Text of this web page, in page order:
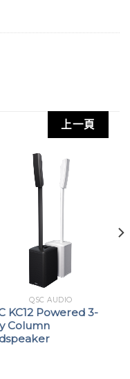
管理靈活性，適用於各
前置放大器，防反饋
），跳線矩陣，
子和混音器參數進行
設備複製，提供便
他控制界面。
現在支持3個自定義
為最苛刻的用戶和應
。最新的固件版本還使
進行交互。存在兩種操
30 Pro混合器，或
TouchMix-30 Pro混
顯示屏顯示了所選推
上一頁
QSC AUDIO
KC12 Powered 3-
Column